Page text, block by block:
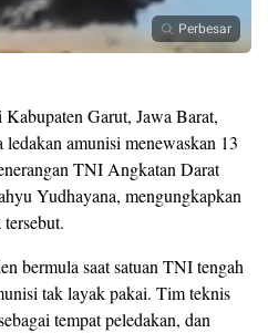
Perbesar
Garut, Jawa Barat,
amunisi menewaskan 13
TNI Angkatan Darat
Yudhayana, mengungkapkan
bermula saat satuan TNI tengah
tak layak pakai. Tim teknis
tempat peledakan, dan